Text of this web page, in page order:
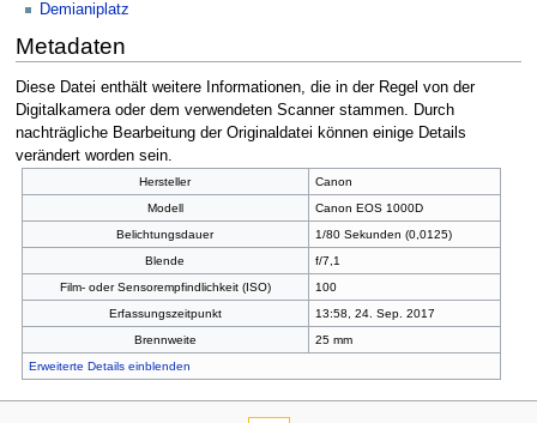
Demianiplatz
Metadaten
Diese Datei enthält weitere Informationen, die in der Regel von der
Digitalkamera oder dem verwendeten Scanner stammen. Durch
nachträgliche Bearbeitung der Originaldatei können einige Details
verändert worden sein.
Hersteller
Canon
Modell
Canon EOS 1000D
Belichtungsdauer
1/80 Sekunden (0,0125)
Blende
f/7,1
Film- oder Sensorempfindlichkeit (ISO)
100
Erfassungszeitpunkt
13:58, 24. Sep. 2017
Brennweite
25 mm
Erweiterte Details einblenden